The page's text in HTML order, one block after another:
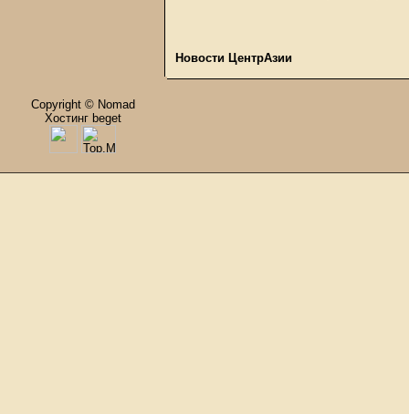
Новости ЦентрАзии
Copyright © Nomad
Хостинг beget